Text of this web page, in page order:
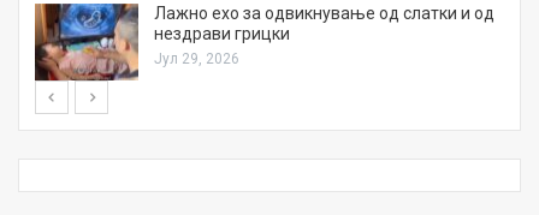
Лажно ехо за одвикнување од слатки и од
нездрави грицки
Јул 29, 2026